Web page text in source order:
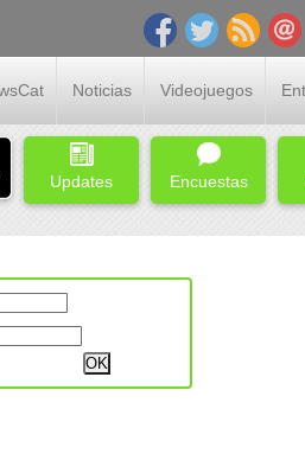
Noticias Videojuegos
Updates Encuestas